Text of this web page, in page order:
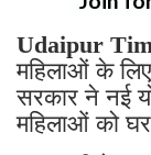
Udaipur
महिलाओं के
सरकार ने नई
महिलाओं को